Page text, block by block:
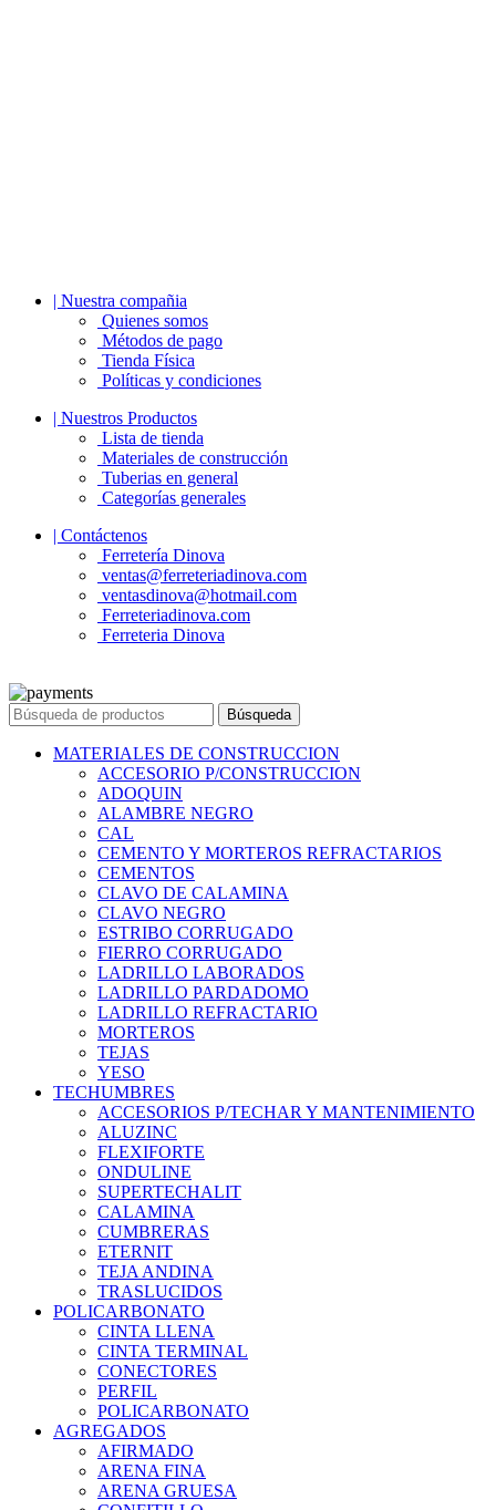
| Nuestra compañia
Quienes somos
Métodos de pago
Tienda Física
Políticas y condiciones
| Nuestros Productos
Lista de tienda
Materiales de construcción
Tuberias en general
Categorías generales
| Contáctenos
Ferretería Dinova
ventas@ferreteriadinova.com
ventasdinova@hotmail.com
Ferreteriadinova.com
Ferreteria Dinova
Búsqueda
MATERIALES DE CONSTRUCCION
ACCESORIO P/CONSTRUCCION
ADOQUIN
ALAMBRE NEGRO
CAL
CEMENTO Y MORTEROS REFRACTARIOS
CEMENTOS
CLAVO DE CALAMINA
CLAVO NEGRO
ESTRIBO CORRUGADO
FIERRO CORRUGADO
LADRILLO LABORADOS
LADRILLO PARDADOMO
LADRILLO REFRACTARIO
MORTEROS
TEJAS
YESO
TECHUMBRES
ACCESORIOS P/TECHAR Y MANTENIMIENTO
ALUZINC
FLEXIFORTE
ONDULINE
SUPERTECHALIT
CALAMINA
CUMBRERAS
ETERNIT
TEJA ANDINA
TRASLUCIDOS
POLICARBONATO
CINTA LLENA
CINTA TERMINAL
CONECTORES
PERFIL
POLICARBONATO
AGREGADOS
AFIRMADO
ARENA FINA
ARENA GRUESA